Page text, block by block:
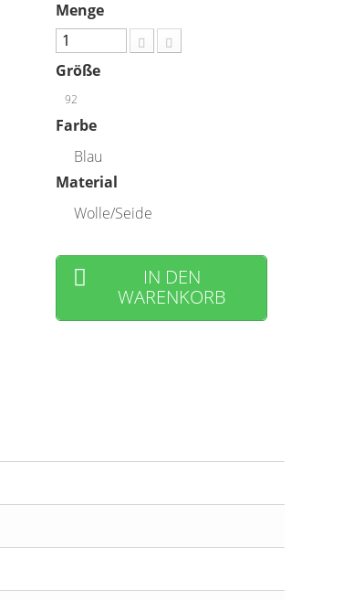
Menge
Größe
92
Farbe
Blau
Material
Wolle/Seide
IN DEN
WARENKORB